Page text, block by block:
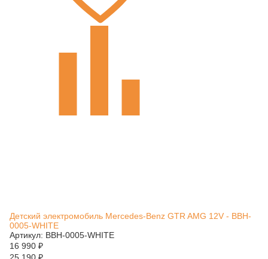
Детский электромобиль Mercedes-Benz GTR AMG 12V - BBH-
0005-WHITE
Артикул: BBH-0005-WHITE
16 990 ₽